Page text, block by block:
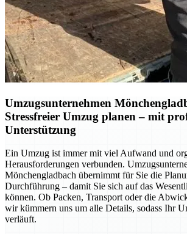
Umzugsunternehmen
Stressfreier Umzug planen – mit
Unterstützung
Ein Umzug ist immer mit viel Aufwand und
Herausforderungen verbunden.
Mönchengladbach übernimmt für Sie die
Durchführung – damit Sie sich auf das
können. Ob Packen, Transport oder die
wir kümmern uns um alle Details, sodass Ihr
verläuft.